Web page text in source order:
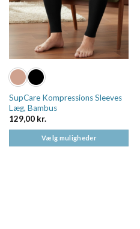
SupCare Kompressions Sleeves
Læg, Bambus
129,00 kr.
Vælg muligheder